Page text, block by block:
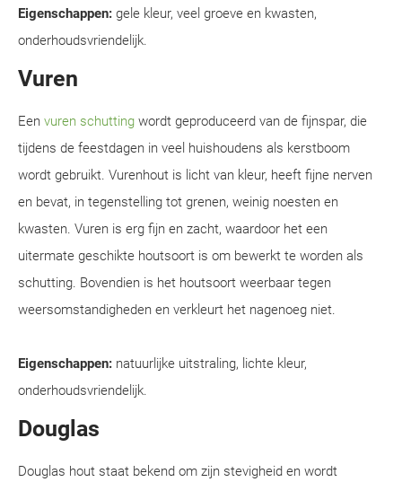
Eigenschappen: gele kleur, veel groeve en kwasten,
onderhoudsvriendelijk.
Vuren
Een vuren schutting wordt geproduceerd van de fijnspar, die
tijdens de feestdagen in veel huishoudens als kerstboom
wordt gebruikt. Vurenhout is licht van kleur, heeft fijne nerven
en bevat, in tegenstelling tot grenen, weinig noesten en
kwasten. Vuren is erg fijn en zacht, waardoor het een
uitermate geschikte houtsoort is om bewerkt te worden als
schutting. Bovendien is het houtsoort weerbaar tegen
weersomstandigheden en verkleurt het nagenoeg niet.
Eigenschappen: natuurlijke uitstraling, lichte kleur,
onderhoudsvriendelijk.
Douglas
Douglas hout staat bekend om zijn stevigheid en wordt